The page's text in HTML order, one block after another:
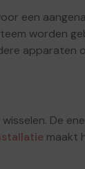
een
worden
De
maakt